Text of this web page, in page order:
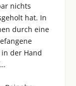
nichts
hat. In
durch eine
der Hand